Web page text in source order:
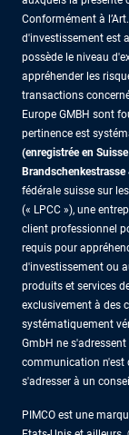
Conformément à
d'investissement est
possède le niveau
appréhender les
transactions
Europe GMBH sont
pertinence est
(enregistrée en
fédérale suisse sur
(« LPCC »), une
client professionnel
requis pour
d'investissement ou
produits et services
exclusivement à des
systématiquement
GmbH ne
communication n'est
s'adresser à un
PIMCO est une